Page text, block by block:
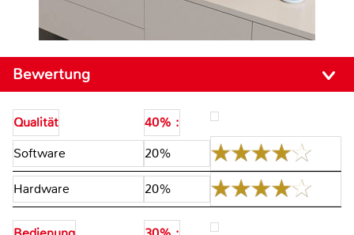
Bewertung
Qualität
40% :
Software
20%
Hardware 20%